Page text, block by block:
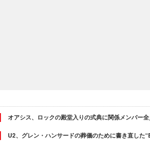
オアシス、ロックの殿堂入りの式典に関係メンバー
U2、グレン・ハンサードの葬儀のために書き直した